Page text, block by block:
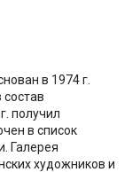
в 1974 г.
получил
в список
Галерея
художников и